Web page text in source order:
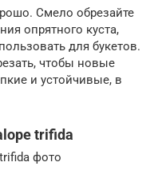
Смело обрезайте
опрятного куста,
для букетов.
чтобы новые
и устойчивые, в
trifida
фото